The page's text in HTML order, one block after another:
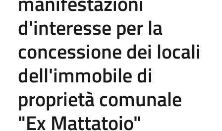
d'interesse per la
concessione dei locali
dell'immobile di
proprietà comunale
"Ex Mattatoio"